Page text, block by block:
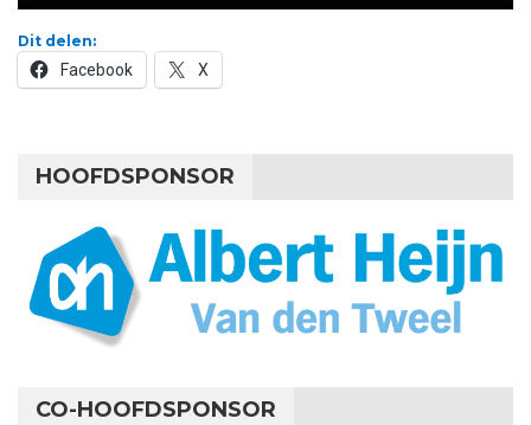
Dit delen:
Facebook X
HOOFDSPONSOR
CO-HOOFDSPONSOR